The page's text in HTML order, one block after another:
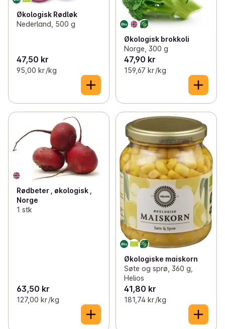
Økologisk Rødløk
Nederland, 500 g
47,50 kr
95,00 kr /kg
Økologisk brokkoli
Norge, 300 g
47,90 kr
159,67 kr /kg
Rødbeter , økologisk ,
Norge
1 stk
63,50 kr
127,00 kr /kg
Økologiske maiskorn
Søte og sprø, 360 g,
Helios
41,80 kr
181,74 kr /kg